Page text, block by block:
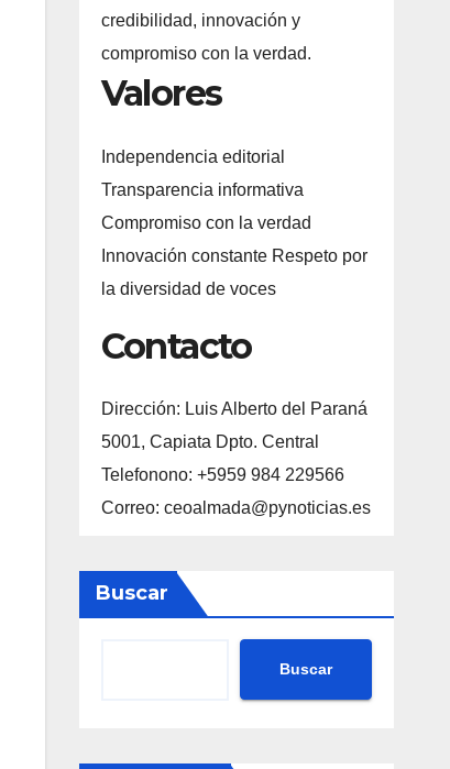
credibilidad, innovación y
compromiso con la verdad.
Valores
Independencia editorial
Transparencia informativa
Compromiso con la verdad
Innovación constante Respeto por
la diversidad de voces
Contacto
Dirección: Luis Alberto del Paraná
5001, Capiata Dpto. Central
Telefonono: +5959 984 229566
Correo: ceoalmada@pynoticias.es
Buscar
Buscar